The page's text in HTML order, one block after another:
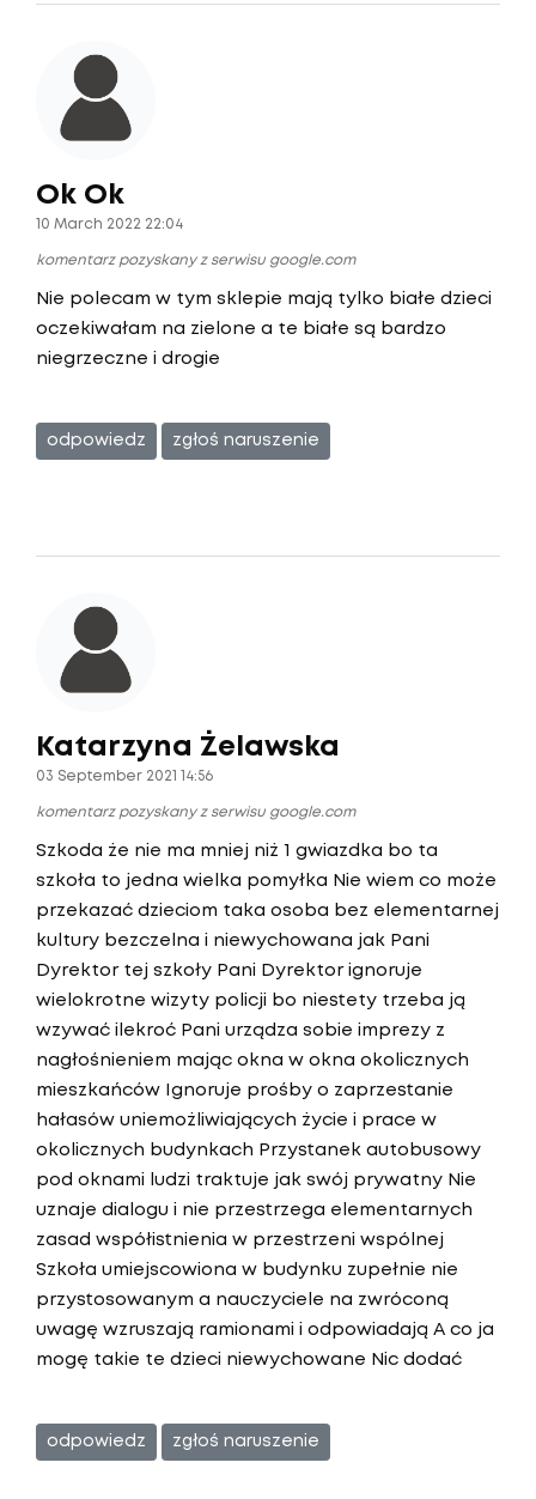
Ok Ok
10 March 2022 22:04
komentarz pozyskany z serwisu google.com
Nie polecam w tym sklepie mają tylko białe dzieci
oczekiwałam na zielone a te białe są bardzo
niegrzeczne i drogie
odpowiedz zgłoś naruszenie
Katarzyna Żelawska
03 September 2021 14:56
komentarz pozyskany z serwisu google.com
Szkoda że nie ma mniej niż 1 gwiazdka bo ta
szkoła to jedna wielka pomyłka Nie wiem co może
przekazać dzieciom taka osoba bez elementarnej
kultury bezczelna i niewychowana jak Pani
Dyrektor tej szkoły Pani Dyrektor ignoruje
wielokrotne wizyty policji bo niestety trzeba ją
wzywać ilekroć Pani urządza sobie imprezy z
nagłośnieniem mając okna w okna okolicznych
mieszkańców Ignoruje prośby o zaprzestanie
hałasów uniemożliwiających życie i prace w
okolicznych budynkach Przystanek autobusowy
pod oknami ludzi traktuje jak swój prywatny Nie
uznaje dialogu i nie przestrzega elementarnych
zasad współistnienia w przestrzeni wspólnej
Szkoła umiejscowiona w budynku zupełnie nie
przystosowanym a nauczyciele na zwróconą
uwagę wzruszają ramionami i odpowiadają A co ja
mogę takie te dzieci niewychowane Nic dodać
odpowiedz zgłoś naruszenie